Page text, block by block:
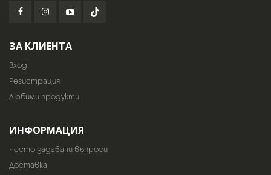
ЗА КЛИЕНТА
Вход
Регистрация
Любими продукти
ИНФОРМАЦИЯ
Често задавани въпроси
Доставка